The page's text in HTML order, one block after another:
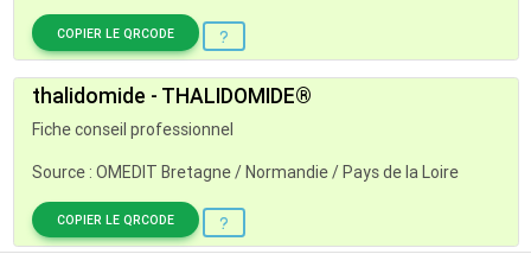
COPIER LE QRCODE
thalidomide - THALIDOMIDE®
Fiche conseil professionnel
Source : OMEDIT Bretagne / Normandie / Pays de la Loire
COPIER LE QRCODE